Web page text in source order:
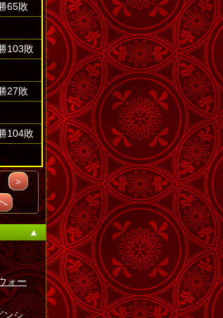
65敗
103敗
27敗
104敗
＞
▲
ォー
ンシ